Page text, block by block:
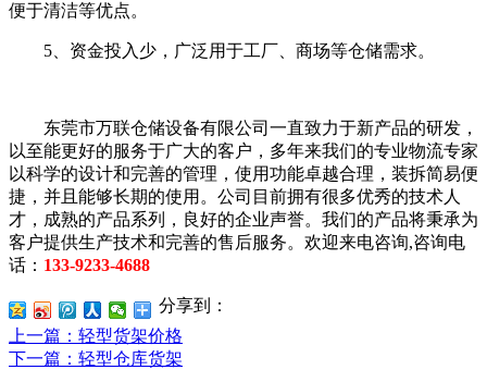
便于清洁等优点。
5、资金投入少，广泛用于工厂、商场等仓储需求。
东莞市万联仓储设备有限公司一直致力于新产品的研发，
以至能更好的服务于广大的客户，多年来我们的专业物流专家
以科学的设计和完善的管理，使用功能卓越合理，装拆简易便
捷，并且能够长期的使用。公司目前拥有很多优秀的技术人
才，成熟的产品系列，良好的企业声誉。我们的产品将秉承为
客户提供生产技术和完善的售后服务。欢迎来电咨询,咨询电
话： 133-9233-4688
分享到：
上一篇 ：轻型货架价格
下一篇 ：轻型仓库货架